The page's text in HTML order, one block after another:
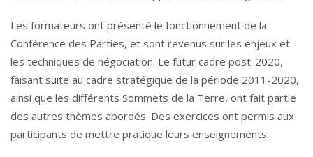
Les formateurs ont présenté le fonctionnement de la
Conférence des Parties, et sont revenus sur les enjeux et
les techniques de négociation. Le futur cadre post-2020,
faisant suite au cadre stratégique de la période 2011-2020,
ainsi que les différents Sommets de la Terre, ont fait partie
des autres thèmes abordés. Des exercices ont permis aux
participants de mettre pratique leurs enseignements.